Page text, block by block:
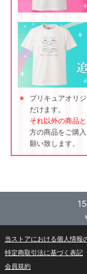
プリキュアオリ
だけます。
それ以外の商品
方の商品をご購
願い致します。
当ストアにおける個人情報
特定商取引法に基づく表記
会員規約